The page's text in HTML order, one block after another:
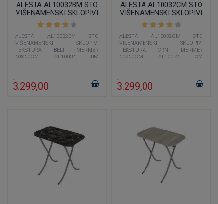
ALESTA AL10032BM STO
VIŠENAMENSKI SKLOPIVI
TEKSTURA BELI MERMER
60X60CM
ALESTA AL10032BM STO
VIŠENAMENSKI SKLOPIVI
TEKSTURA BELI MERMER
60X60CM AL10032 BM
3.299,00
ALESTA AL10032CM STO
VIŠENAMENSKI SKLOPIVI
TEKSTURA CRNI MERMER
60X60CM
ALESTA AL10032CM STO
VIŠENAMENSKI SKLOPIVI
TEKSTURA CRNI MERMER
60X60CM AL10032 CM
3.299,00